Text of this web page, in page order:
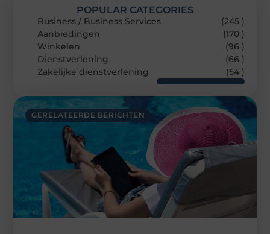
GERELATEERDE BERICHTEN
POPULAR CATEGORIES
Business / Business Services
(245 )
Aanbiedingen
(170 )
Winkelen
(96 )
Dienstverlening
(66 )
Zakelijke dienstverlening
(54 )